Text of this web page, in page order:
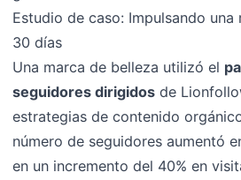
Estudio de caso: Impulsando una
30 días
Una marca de belleza utilizó el
seguidores dirigidos de
estrategias de contenido
número de seguidores aumentó
en un incremento del 40% en